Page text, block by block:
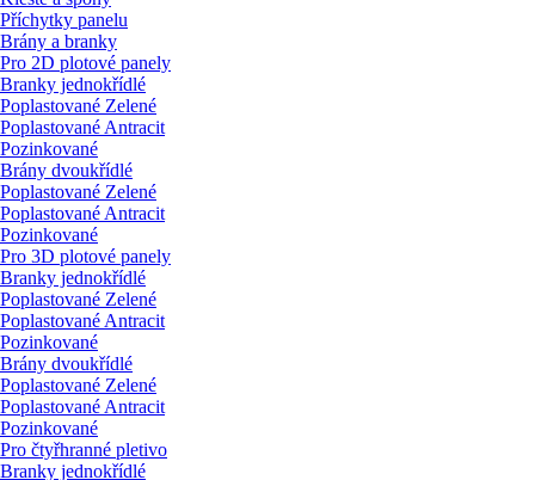
Příchytky panelu
Brány a branky
Pro 2D plotové panely
Branky jednokřídlé
Poplastované Zelené
Poplastované Antracit
Pozinkované
Brány dvoukřídlé
Poplastované Zelené
Poplastované Antracit
Pozinkované
Pro 3D plotové panely
Branky jednokřídlé
Poplastované Zelené
Poplastované Antracit
Pozinkované
Brány dvoukřídlé
Poplastované Zelené
Poplastované Antracit
Pozinkované
Pro čtyřhranné pletivo
Branky jednokřídlé